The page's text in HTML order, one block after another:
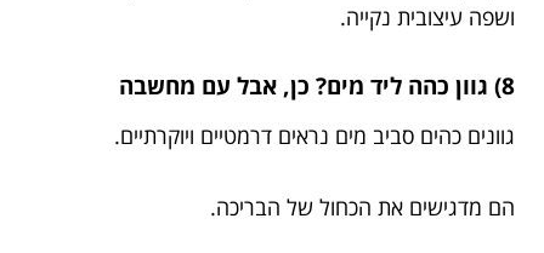
ושפה עיצובית נקייה.
8) גוון כהה ליד מים? כן, אבל עם מחשבה
גוונים כהים סביב מים נראים דרמטיים ויוקרתיים.
הם מדגישים את הכחול של הבריכה.